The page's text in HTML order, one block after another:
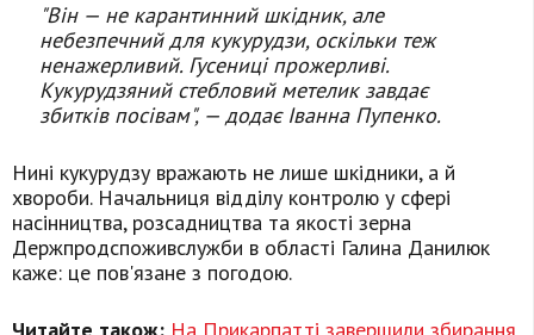
"Він — не карантинний шкідник, але
небезпечний для кукурудзи, оскільки теж
ненажерливий. Гусениці прожерливі.
Кукурудзяний стебловий метелик завдає
збитків посівам", — додає Іванна Пупенко.
Нині кукурудзу вражають не лише шкідники, а й
хвороби. Начальниця відділу контролю у сфері
насінництва, розсадництва та якості зерна
Держпродспоживслужби в області Галина Данилюк
каже: це пов'язане з погодою.